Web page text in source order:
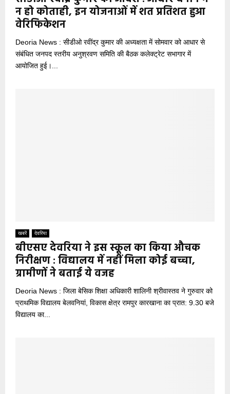
न हो कोताही, इन योजनाओं में शत प्रतिशत हुआ
वेरिफिकेशन
Deoria News : सीडीओ रवींद्र कुमार की अध्यक्षता में सोमवार को आधार से
संबंधित जनपद स्तरीय अनुश्रवण समिति की बैठक कलेक्ट्रेट सभागार में
आयोजित हुई।...
खबरें देवरिया
बीएसए देवरिया ने इस स्कूल का किया औचक
निरीक्षण : विद्यालय में नहीं मिला कोई बच्चा,
ग्रामीणों ने बताई ये वजह
Deoria News : जिला बेसिक शिक्षा अधिकारी शालिनी श्रीवास्तव ने गुरुवार को
प्राथमिक विद्यालय बेलवनियां, विकास क्षेत्र रामपुर कारखाना का प्रात: 9.30 बजे
विद्यालय का...